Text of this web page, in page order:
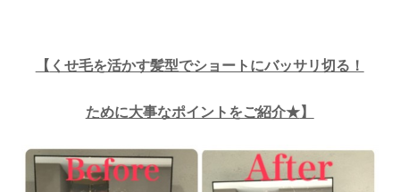
【 くせ毛を活かす髪型でショートにバッサリ切る！
ために大事なポイントをご紹介★】